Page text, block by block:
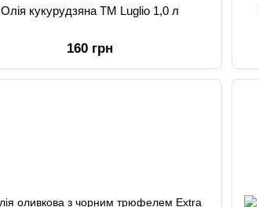
Олія кукурудзяна TM Luglio 1,0 л
160 грн